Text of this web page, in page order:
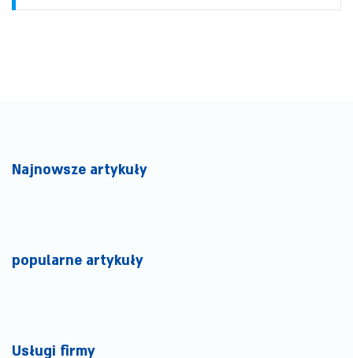
Najnowsze artykuły
popularne artykuły
Usługi firmy